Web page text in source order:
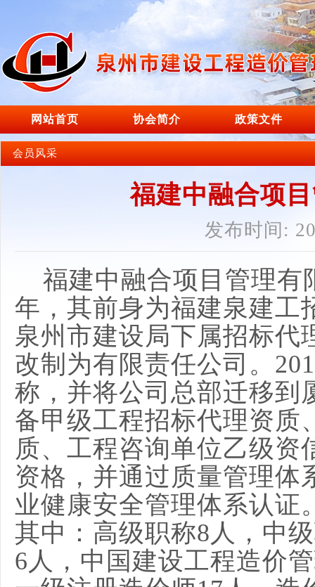
网站首页 协会简介 政策文件
会员风采
福建中融合项
发布时间:
福建中融合项目管理有
年，其前身为福建泉建工
泉州市建设局下属招标代
改制为有限责任公司。
称，并将公司总部迁移到
备甲级工程招标代理资质
质、工程咨询单位乙级资
资格，并通过质量管理体
业健康安全管理体系认证
其中：高级职称8人，中
6人，中国建设工程造价